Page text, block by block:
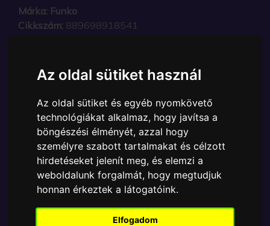
Az oldal sütiket használ
Az oldal sütiket és egyéb nyomkövető
technológiákat alkalmaz, hogy javítsa a
böngészési élményét, azzal hogy
személyre szabott tartalmakat és célzott
hirdetéseket jelenít meg, és elemzi a
weboldalunk forgalmát, hogy megtudjuk
honnan érkeztek a látogatóink.
Elfogadom
Márka: Funko
Cikkszám: 889698918541
A Funko POP - Anime & Manga egyik népszerű
karakter, amely ablakos csomagolásban azaz - POP
In a Box - várja új gazdáját.
TOVÁBB A VÁSÁRLÁSRA
Tetszik? Osszd meg másokkal!